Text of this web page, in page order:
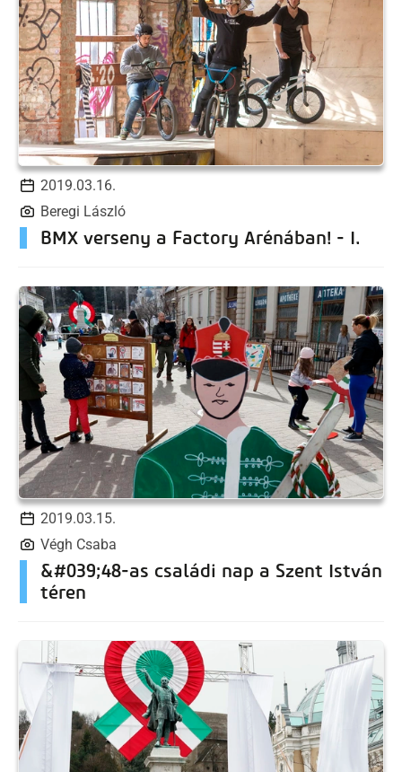
2019.03.16.
Beregi László
BMX verseny a Factory Arénában! - I.
2019.03.15.
Végh Csaba
&#039;48-as családi nap a Szent István
téren